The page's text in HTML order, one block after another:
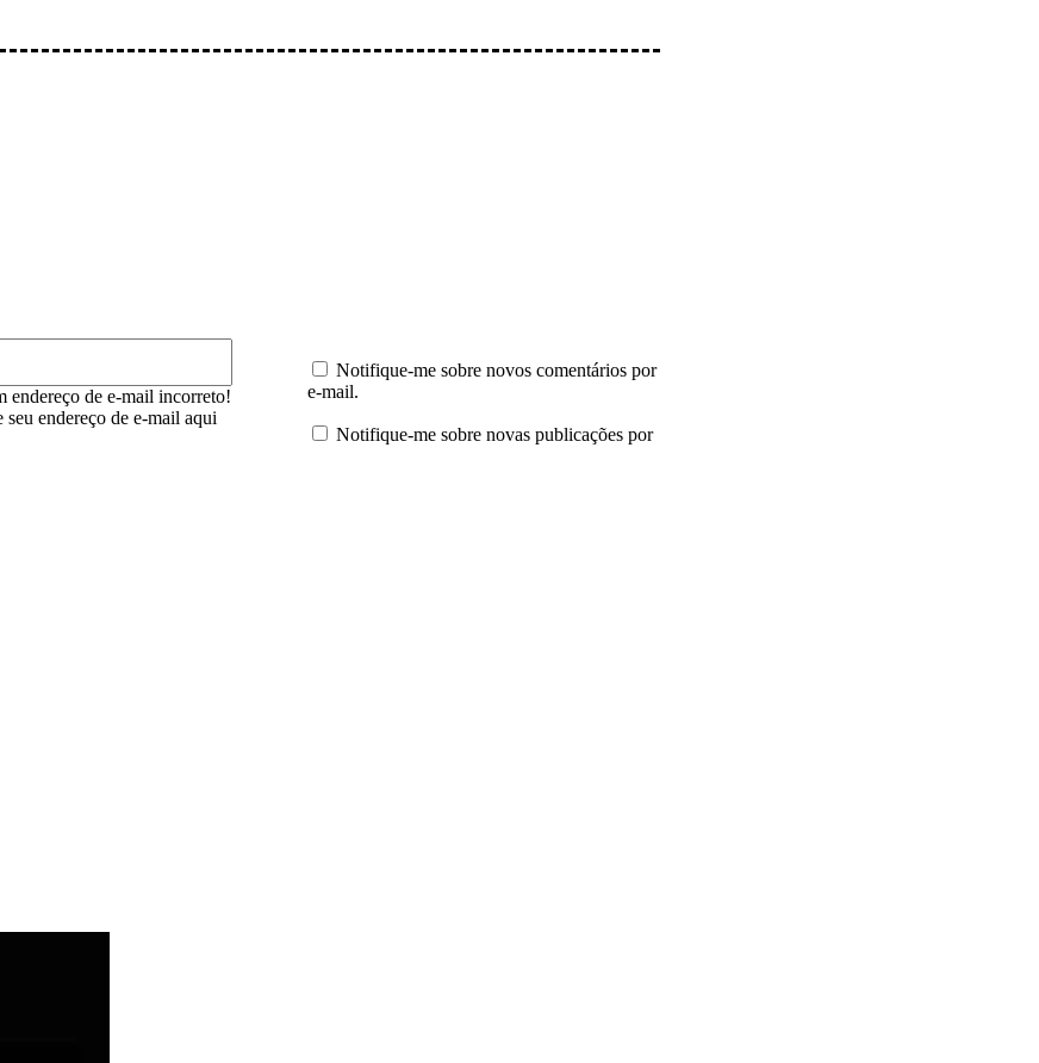
endereço de e-mail incorreto!
endereço de e-mail aqui
Notifique-me sobre novos comentários por
e-mail.
Notifique-me sobre novas publicações por